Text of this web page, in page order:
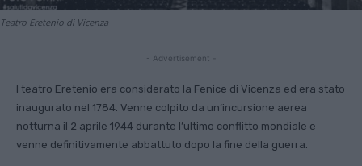
Teatro Eretenio di Vicenza
- Advertisement -
l teatro Eretenio era considerato la Fenice di Vicenza ed era stato
inaugurato nel 1784. Venne colpito da un’incursione aerea
notturna il 2 aprile 1944 durante l’ultimo conflitto mondiale e
venne definitivamente abbattuto dopo la fine della guerra.